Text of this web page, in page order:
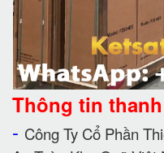
Thông tin
- Công Ty Cổ Phần